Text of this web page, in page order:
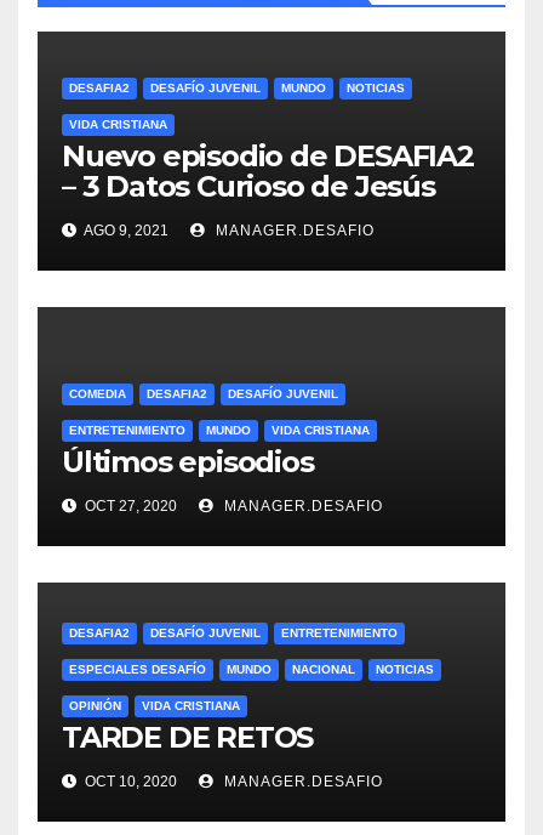
DESAFIA2 DESAFÍO JUVENIL MUNDO NOTICIAS
VIDA CRISTIANA
Nuevo episodio de DESAFIA2
– 3 Datos Curioso de Jesús
AGO 9, 2021 MANAGER.DESAFIO
COMEDIA DESAFIA2 DESAFÍO JUVENIL
ENTRETENIMIENTO MUNDO VIDA CRISTIANA
Últimos episodios
OCT 27, 2020 MANAGER.DESAFIO
DESAFIA2 DESAFÍO JUVENIL ENTRETENIMIENTO
ESPECIALES DESAFÍO MUNDO NACIONAL NOTICIAS
OPINIÓN VIDA CRISTIANA
TARDE DE RETOS
OCT 10, 2020 MANAGER.DESAFIO